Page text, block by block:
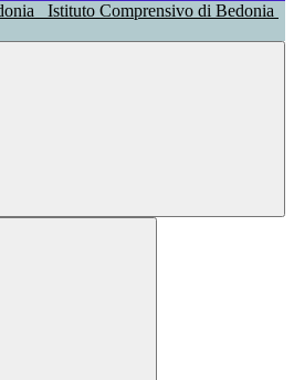
Istituto Comprensivo di Bedonia